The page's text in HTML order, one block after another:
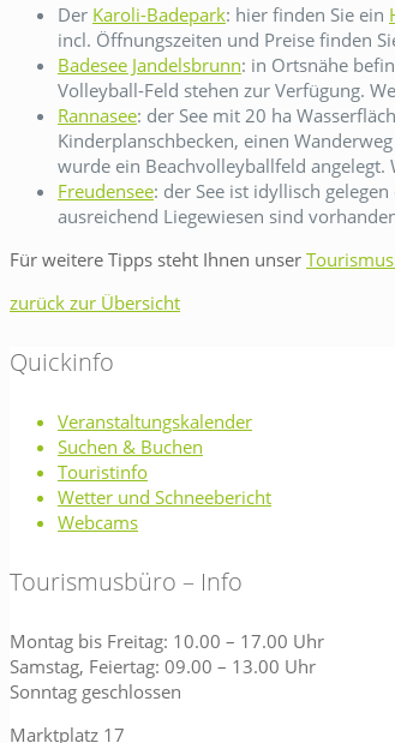
Der Karoli-Badepark: hier finden Sie ein
incl. Öffnungszeiten und Preise finden
Badesee Jandelsbrunn: in Ortsnähe
Volleyball-Feld stehen zur Verfügung.
Rannasee: der See mit 20 ha
Kinderplanschbecken, einen
wurde ein Beachvolleyballfeld angelegt.
Freudensee: der See ist idyllisch
ausreichend Liegewiesen sind
Für weitere Tipps steht Ihnen unser
zurück zur Übersicht
Quickinfo
Veranstaltungskalender
Suchen & Buchen
Touristinfo
Wetter und Schneebericht
Webcams
Tourismusbüro – Info
Montag bis Freitag: 10.00 – 17.00 Uhr
Samstag, Feiertag: 09.00 – 13.00 Uhr
Sonntag geschlossen
Marktplatz 17